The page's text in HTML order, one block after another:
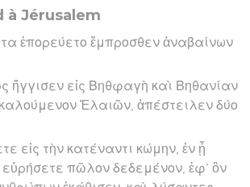
à Jérusalem
ἐπορεύετο ἔμπροσθεν ἀναβαίνων
ἤγγισεν εἰς Βηθφαγὴ καὶ Βηθανίαν
Ἐλαιῶν, ἀπέστειλεν δύο
εἰς τὴν κατέναντι κώμην, ἐν ᾗ
εὑρήσετε πῶλον δεδεμένον, ἐφ’ ὃν